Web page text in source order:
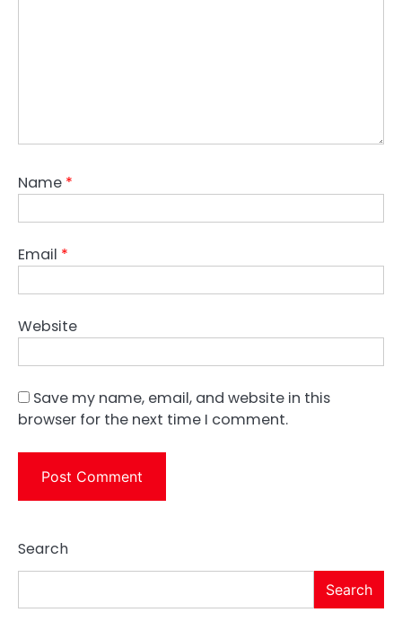
Name *
Email *
Website
Save my name, email, and website in this
browser for the next time I comment.
Search
Search